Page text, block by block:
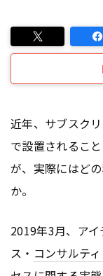
近年、サブスク
で設置されるこ
が、実際にはど
か。
2019年3月、ア
ス・ コンサルテ